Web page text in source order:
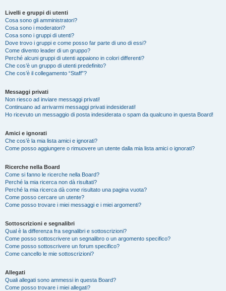
Livelli e gruppi di utenti
Cosa sono gli amministratori?
Cosa sono i moderatori?
Cosa sono i gruppi di utenti?
Dove trovo i gruppi e come posso far parte di uno di essi?
Come divento leader di un gruppo?
Perché alcuni gruppi di utenti appaiono in colori differenti?
Che cos’è un gruppo di utenti predefinito?
Che cos’è il collegamento “Staff”?
Messaggi privati
Non riesco ad inviare messaggi privati!
Continuano ad arrivarmi messaggi privati indesiderati!
Ho ricevuto un messaggio di posta indesiderata o spam da qualcuno in questa Board!
Amici e ignorati
Che cos’è la mia lista amici e ignorati?
Come posso aggiungere o rimuovere un utente dalla mia lista amici o ignorati?
Ricerche nella Board
Come si fanno le ricerche nella Board?
Perché la mia ricerca non dà risultati?
Perché la mia ricerca dà come risultato una pagina vuota?
Come posso cercare un utente?
Come posso trovare i miei messaggi e i miei argomenti?
Sottoscrizioni e segnalibri
Qual è la differenza fra segnalibri e sottoscrizioni?
Come posso sottoscrivere un segnalibro o un argomento specifico?
Come posso sottoscrivere un forum specifico?
Come cancello le mie sottoscrizioni?
Allegati
Quali allegati sono ammessi in questa Board?
Come posso trovare i miei allegati?